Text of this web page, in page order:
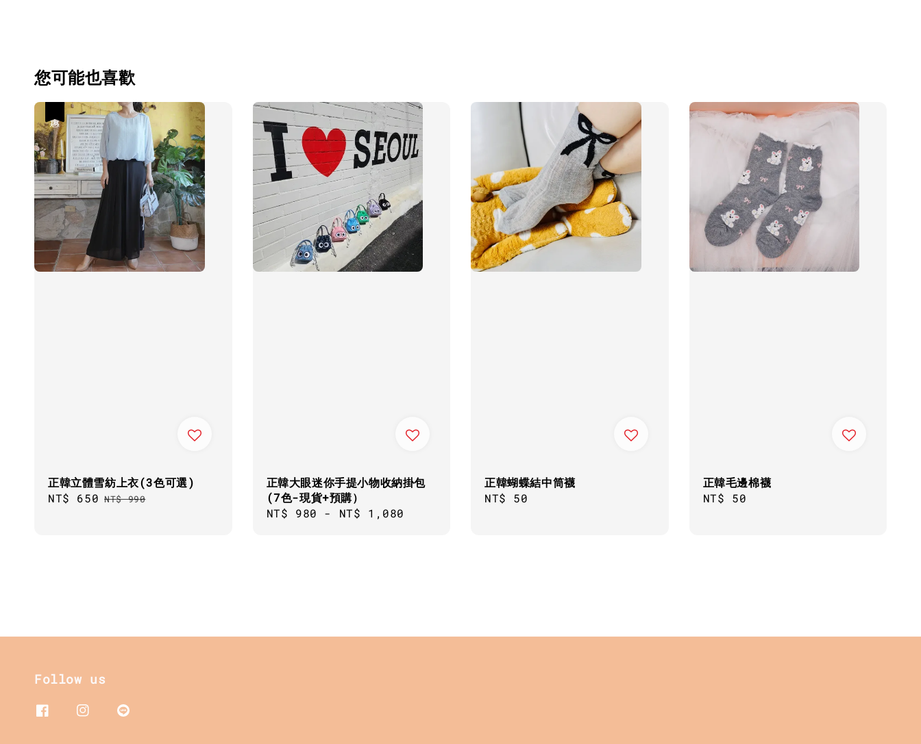
您可能也喜歡
正韓立體雪紡上衣(3色可選)
Sale
NT$ 650 Regular
NT$ 990
正韓大眼迷你手提小物收納掛包
(7色-現貨+預購）
Regular
NT$ 980 - NT$ 1,080
正韓蝴蝶結中筒襪
Regular
NT$ 50
正韓毛邊棉襪
Regular
NT$ 50
Follow us